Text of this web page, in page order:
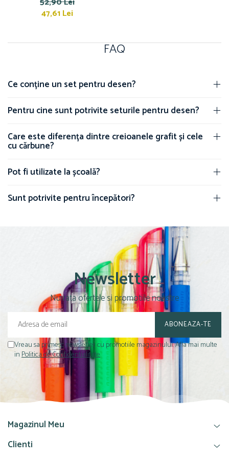
Caiete mecanice
Dosare Carton
Mape
Penare cu doua compartimente
Penare cu un compartiment
Penare echipate
Pictură și desen
Acuarele
Tăiere și lipire
Foarfeci
Lipici
47,61 Lei
FAQ
Ce conține un set pentru desen?
Pentru cine sunt potrivite seturile pentru desen?
Care este diferența dintre creioanele grafit și cele
cu cărbune?
Pot fi utilizate la școală?
Sunt potrivite pentru începători?
Newsletter
Nu rata ofertele si promotiile noastre
Vreau sa primesc newsletter cu promotiile magazinului. Afla mai multe
inPolitica de Confidentialitate
Magazinul Meu
Clienti